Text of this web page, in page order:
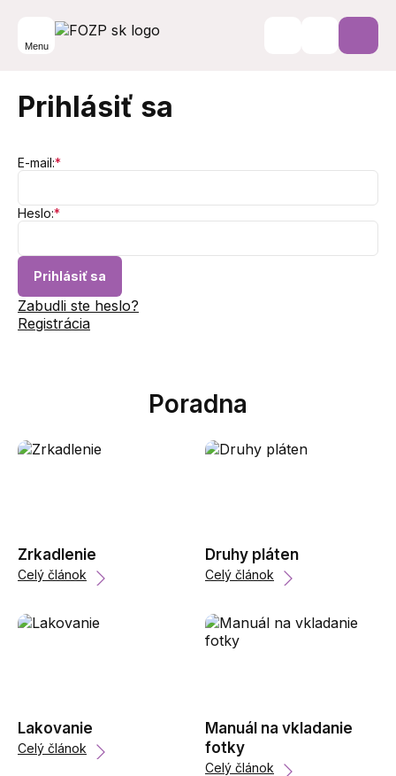
Menu
Prihlásiť sa
E-mail:*
Heslo:*
Prihlásiť sa
Zabudli ste heslo?
Registrácia
Poradna
Zrkadlenie
Celý článok
Druhy pláten
Celý článok
Lakovanie
Celý článok
Manuál na vkladanie
fotky
Celý článok